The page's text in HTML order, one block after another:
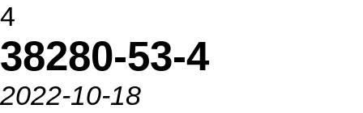
4
38280-53-4
2022-10-18